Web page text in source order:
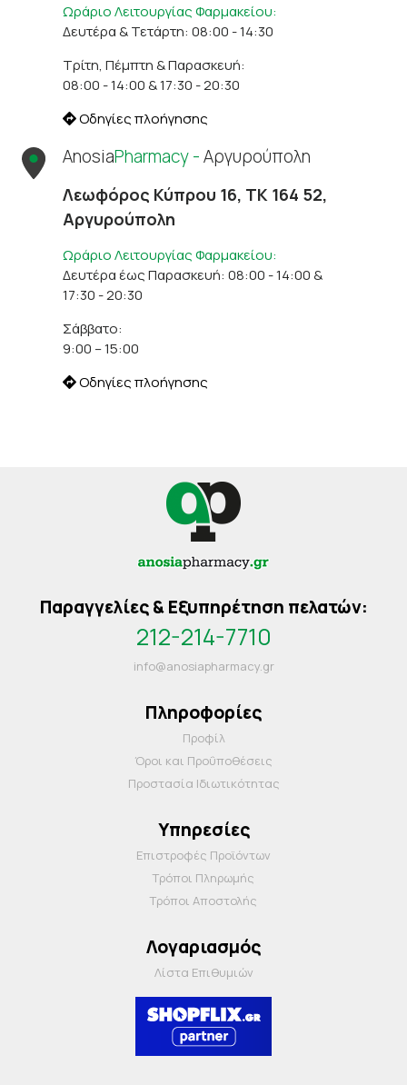
Ωράριο Λειτουργίας Φαρμακείου:
Δευτέρα & Τετάρτη: 08:00 - 14:30
Τρίτη, Πέμπτη & Παρασκευή:
08:00 - 14:00 & 17:30 - 20:30
Οδηγίες πλοήγησης
AnosiaPharmacy -Αργυρούπολη
Λεωφόρος Κύπρου 16, ΤΚ 164 52,
Αργυρούπολη
Ωράριο Λειτουργίας Φαρμακείου:
Δευτέρα έως Παρασκευή: 08:00 - 14:00 &
17:30 - 20:30
Σάββατο:
9:00 – 15:00
Οδηγίες πλοήγησης
Παραγγελίες & Εξυπηρέτηση πελατών:
212-214-7710
info@anosiapharmacy.gr
Πληροφορίες
Προφίλ
Όροι και Προΰποθέσεις
Προστασία Ιδιωτικότητας
Υπηρεσίες
Επιστροφές Προϊόντων
Τρόποι Πληρωμής
Τρόποι Αποστολής
Λογαριασμός
Λίστα Επιθυμιών